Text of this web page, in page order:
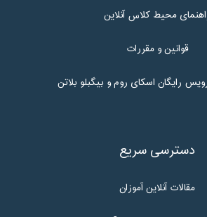
محیط کلاس آنلاین
قوانین و مقررات
رایگان اسکای روم و بیگبلو بلاتن
دسترسی سریع
مقالات آنلاین آموزان